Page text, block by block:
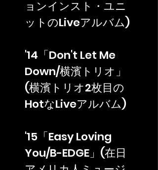
ョンインスト・ユニ
ットのLiveアルバム)
'14「Don't Let Me
Down/横濱トリオ」
(横濱トリオ2枚目の
HotなLiveアルバム)
'15「Easy Loving
You/B-EDGE」(在日